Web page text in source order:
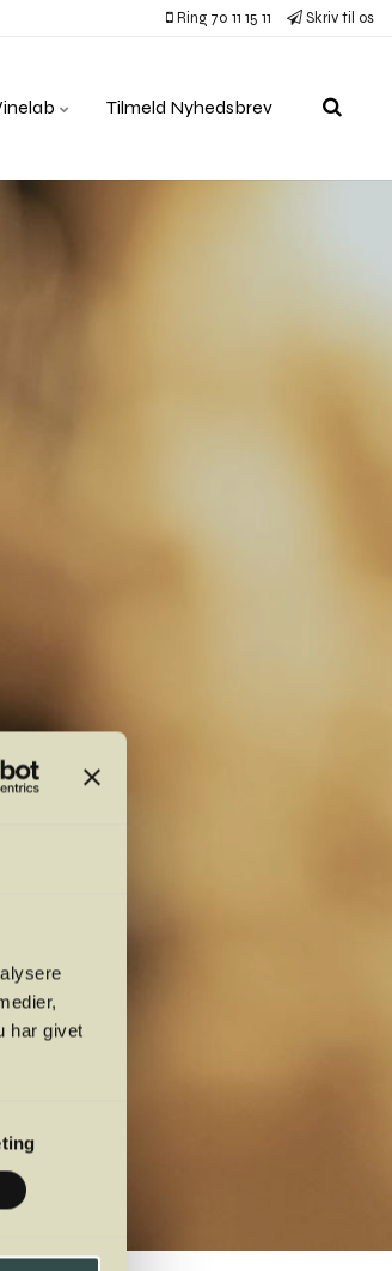
har givet
Ring 70 11 15 11 Skriv til os
Tilmeld Nyhedsbrev